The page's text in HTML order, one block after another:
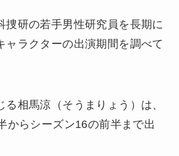
捜研の若手男性研究員を長期に
ャラクターの出演期間を調べて
相馬涼（そうまりょう）は、
からシーズン16の前半まで出